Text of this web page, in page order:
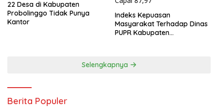
22 Desa di Kabupaten
Probolinggo Tidak Punya
Kantor
Indeks Kepuasan
Masyarakat Terhadap Dinas
PUPR Kabupaten
Selengkapnya
Berita Populer